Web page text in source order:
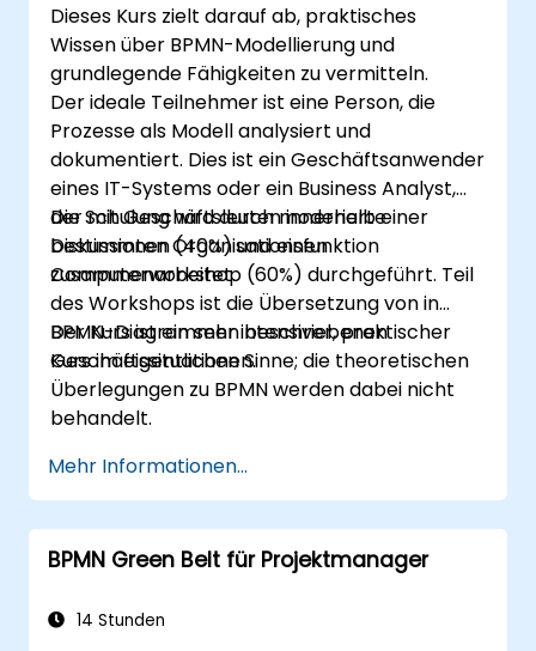
Dieses Kurs zielt darauf ab, praktisches
Wissen über BPMN-Modellierung und
grundlegende Fähigkeiten zu vermitteln.
Der ideale Teilnehmer ist eine Person, die
Prozesse als Modell analysiert und
dokumentiert. Dies ist ein Geschäftsanwender
eines IT-Systems oder ein Business Analyst,
der mit Geschäftsleuten innerhalb einer
bestimmten Organisationsfunktion
zusammenarbeitet.
Die Schulung wird durch moderierte
Diskussionen (40%) und einen
Computerworkshop (60%) durchgeführt. Teil
des Workshops ist die Übersetzung von in
BPMN-Diagrammen beschriebenen
Geschäftssituationen.
Der Kurs ist ein sehr intensiver, praktischer
Kurs im eigentlichen Sinne; die theoretischen
Überlegungen zu BPMN werden dabei nicht
behandelt.
Mehr Informationen...
BPMN Green Belt für Projektmanager
14 Stunden